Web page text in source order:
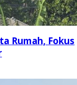
Rumah, Fokus